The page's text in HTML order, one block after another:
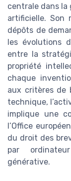
centrale dans la
artificielle. Son
dépôts de
les évolutions
entre la
propriété
chaque
aux critères de
technique,
implique une
l’Office
du droit des
par
générative.